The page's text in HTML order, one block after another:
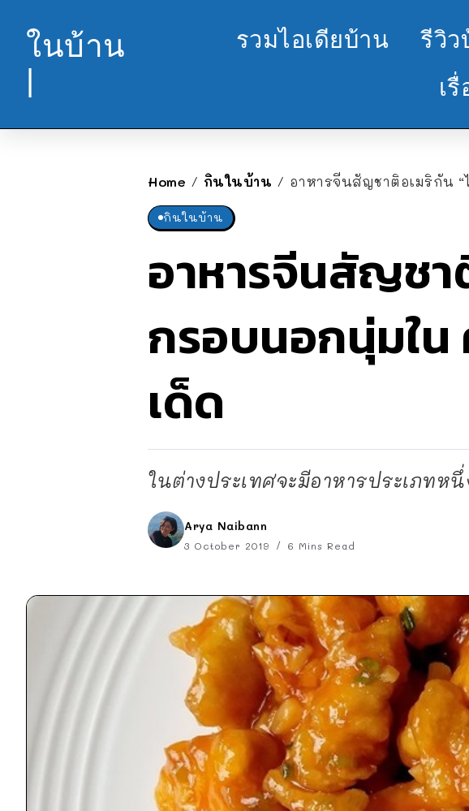
ในบ้าน
|
รวมไอเดียบ้าน รีวิว
เ
Home / กินในบ้าน / อาหารจีนสัญชาติอเมริกัน
กินในบ้าน
อาหารจีนสัญชา
กรอบนอกนุ่มใ
เด็ด
ในต่างประเทศจะมีอาหารประเภทห
Arya Naibann
3 October 2019 6 Mins Read